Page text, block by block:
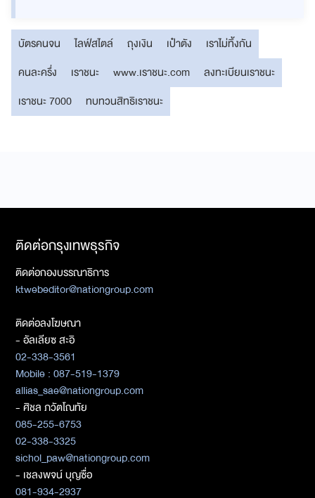
บัตรคนจน ไลฟ์สไตล์ ถุงเงิน เป๋าตัง
เราไม่ทิ้งกัน
คนละครึ่ง
เราชนะ www.เราชนะ.com
ลงทะเบียนเราชนะ
เราชนะ 7000
ทบทวนสิทธิเราชนะ
ติดต่อกรุงเทพธุรกิจ
ติดต่อกองบรรณาธิการ
ktwebeditor@nationgroup.com
ติดต่อลงโฆษณา
- อัลเลียซ สะอิ
02-338-3561
Mobile : 087-519-1379
allias_sae@nationgroup.com
- ศิชล ภวัตโณทัย
085-255-6753
02-338-3325
sichol_paw@nationgroup.com
- เชลงพจน์ บุญซื่อ
081-934-2937